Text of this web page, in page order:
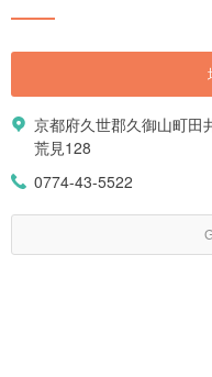
京都府久世郡久御山町田
荒見128
0774-43-5522